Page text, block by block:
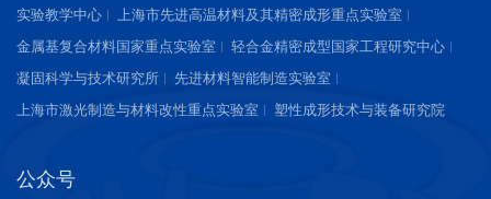
实验教学中心
上海市先进高温材料及其精密成形重点实验室
金属基复合材料国家重点实验室
轻合金精密成型国家工程研究中心
凝固科学与技术研究所
先进材料智能制造实验室
上海市激光制造与材料改性重点实验室
塑性成形技术与装备研究院
公众号